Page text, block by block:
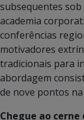
subsequentes sob
academia
conferências
motivadores
tradicionais para
abordagem
de nove pontos na
Chegue ao